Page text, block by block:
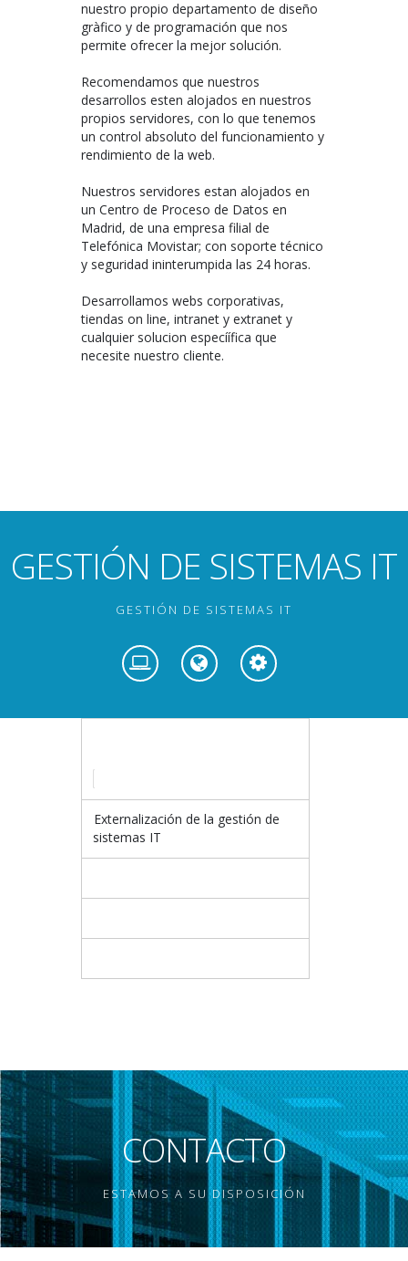
nuestro propio departamento de diseño
gràfico y de programación que nos
permite ofrecer la mejor solución.
Recomendamos que nuestros
desarrollos esten alojados en nuestros
propios servidores, con lo que tenemos
un control absoluto del funcionamiento y
rendimiento de la web.
Nuestros servidores estan alojados en
un Centro de Proceso de Datos en
Madrid, de una empresa filial de
Telefónica Movistar; con soporte técnico
y seguridad ininterumpida las 24 horas.
Desarrollamos webs corporativas,
tiendas on line, intranet y extranet y
cualquier solucion especíífica que
necesite nuestro cliente.
GESTIÓN DE SISTEMAS IT
GESTIÓN DE SISTEMAS IT
Externalización de la gestión de
sistemas IT
CONTACTO
ESTAMOS A SU DISPOSICIÓN